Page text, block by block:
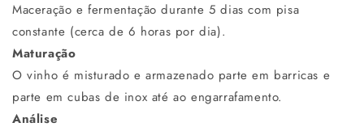
Maceração e fermentação durante 5 dias com pisa
constante (cerca de 6 horas por dia).
Maturação
O vinho é misturado e armazenado parte em barricas e
parte em cubas de inox até ao engarrafamento.
Análise